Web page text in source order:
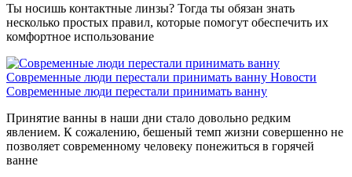
Ты носишь контактные линзы? Тогда ты обязан знать
несколько простых правил, которые помогут обеспечить их
комфортное использование
Современные люди перестали принимать ванну Новости
Современные люди перестали принимать ванну
Принятие ванны в наши дни стало довольно редким
явлением. К сожалению, бешеный темп жизни совершенно не
позволяет современному человеку понежиться в горячей
ванне